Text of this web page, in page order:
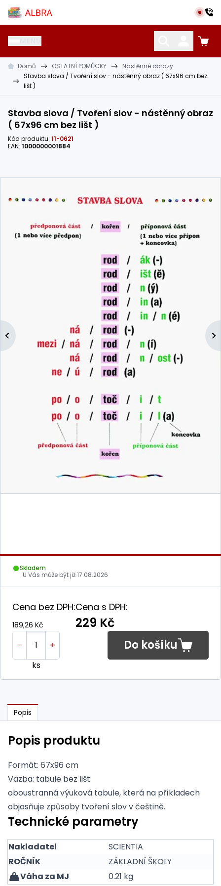
Přeskočit na hlavní obsah
Albra s.r.o.
KATALOG UČEBNIC CIZÍ JAZYKY OSTATNÍ POMŮCKY
Domů OSTATNÍ POMŮCKY
Nástěnné obrazy
Stavba slova / Tvoření slov - nástěnný obraz ( 67x96 cm bez
lišt )
Stavba slova / Tvoření slov - nástěnný obraz
( 67x96 cm bez lišt )
Kód produktu: 11-0621
EAN: 1000000001884
Skladem
U Vás může být již17.08.2026
Cena bez DPH:
189,26 Kč
Cena s DPH:
229 Kč
ks
Do košíku
Popis
Popis produktu
Formát: 67x96 cm
Vazba: tabule bez lišt
oboustranná výuková tabule, která na příkladech
objasňuje způsoby tvoření slov v češtině.
Technické parametry
Nakladatel
SCIENTIA
ROČNÍK
ZÁKLADNÍ ŠKOLY
Váha za MJ
0.21 kg